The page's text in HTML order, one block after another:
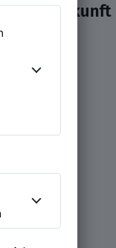
und Zukunft